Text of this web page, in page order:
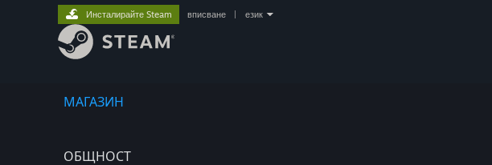
МАГАЗИН
ОБЩНОСТ
Инсталирайте Steam вписване език